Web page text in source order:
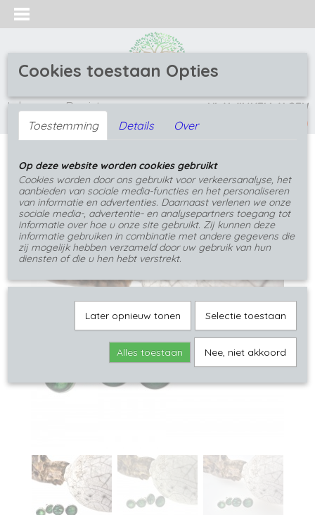
Inloggen Registreren UW WINKELWAGEN
(0)
Home>Oorbellen>Steek Oorbellen
oorknopjes met steker
Cookies toestaan Opties
Toestemming Details Over
Op deze website worden cookies gebruikt
Cookies worden door ons gebruikt voor verkeersanalyse, het
aanbieden van sociale media-functies en het personaliseren
van informatie en advertenties. Daarnaast verlenen we onze
sociale media-, advertentie- en analysepartners toegang tot
informatie over hoe u onze site gebruikt. Zij kunnen deze
informatie gebruiken in combinatie met andere gegevens die
zij mogelijk hebben verzameld door uw gebruik van hun
diensten of die u hen hebt verstrekt.
Later opnieuw tonen Selectie toestaan
Alles toestaan Nee, niet akkoord